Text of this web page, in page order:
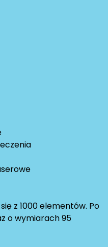
z 1000 elementów. Po
o wymiarach 95